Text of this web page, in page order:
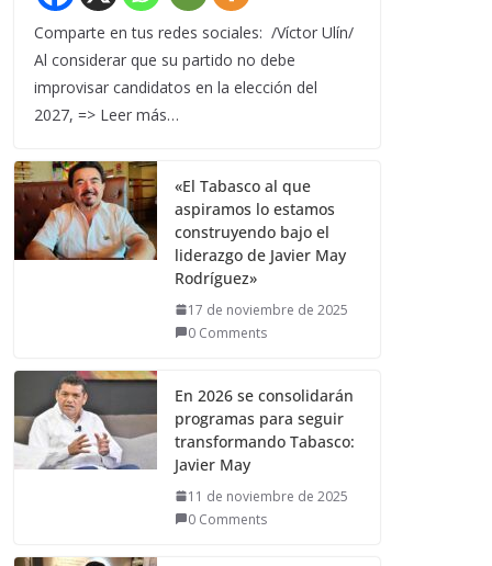
Comparte en tus redes sociales: /Víctor Ulín/
Al considerar que su partido no debe
improvisar candidatos en la elección del
2027, => Leer más…
«El Tabasco al que
aspiramos lo estamos
construyendo bajo el
liderazgo de Javier May
Rodríguez»
17 de noviembre de 2025
0 Comments
En 2026 se consolidarán
programas para seguir
transformando Tabasco:
Javier May
11 de noviembre de 2025
0 Comments